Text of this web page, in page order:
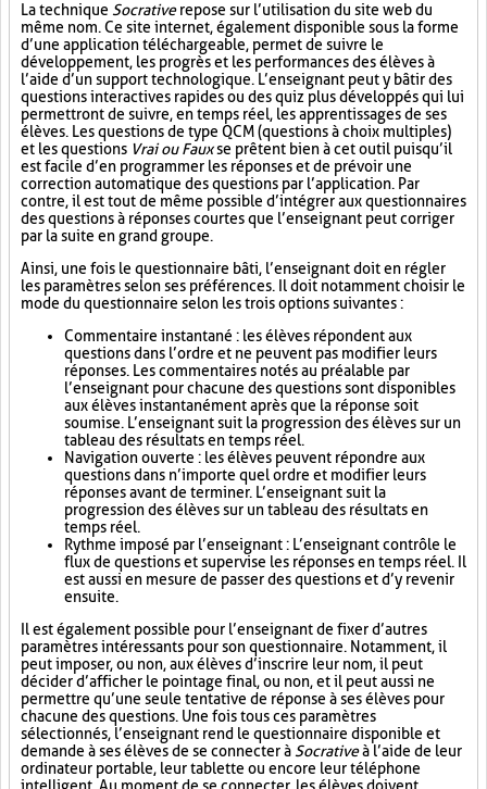
La technique Socrativerepose sur l’utilisation du site web du
même nom. Ce site internet, également disponible sous la forme
d’une application téléchargeable, permet de suivre le
développement, les progrès et les performances des élèves à
l’aide d’un support technologique. L’enseignant peut y bâtir des
questions interactives rapides ou des quiz plus développés qui lui
permettront de suivre, en temps réel, les apprentissages de ses
élèves. Les questions de type QCM (questions à choix multiples)
et les questions Vrai ou Fauxse prêtent bien à cet outil puisqu’il
est facile d’en programmer les réponses et de prévoir une
correction automatique des questions par l’application. Par
contre, il est tout de même possible d’intégrer aux questionnaires
des questions à réponses courtes que l’enseignant peut corriger
par la suite en grand groupe.
Ainsi, une fois le questionnaire bâti, l’enseignant doit en régler
les paramètres selon ses préférences. Il doit notamment choisir le
mode du questionnaire selon les trois options suivantes :
Commentaire instantané : les élèves répondent aux
questions dans l’ordre et ne peuvent pas modifier leurs
réponses. Les commentaires notés au préalable par
l’enseignant pour chacune des questions sont disponibles
aux élèves instantanément après que la réponse soit
soumise. L’enseignant suit la progression des élèves sur un
tableau des résultats en temps réel.
Navigation ouverte : les élèves peuvent répondre aux
questions dans n’importe quel ordre et modifier leurs
réponses avant de terminer. L’enseignant suit la
progression des élèves sur un tableau des résultats en
temps réel.
Rythme imposé par l’enseignant : L’enseignant contrôle le
flux de questions et supervise les réponses en temps réel. Il
est aussi en mesure de passer des questions et d’y revenir
ensuite.
Il est également possible pour l’enseignant de fixer d’autres
paramètres intéressants pour son questionnaire. Notamment, il
peut imposer, ou non, aux élèves d’inscrire leur nom, il peut
décider d’afficher le pointage final, ou non, et il peut aussi ne
permettre qu’une seule tentative de réponse à ses élèves pour
chacune des questions. Une fois tous ces paramètres
sélectionnés, l’enseignant rend le questionnaire disponible et
demande à ses élèves de se connecter à Socrativeà l’aide de leur
ordinateur portable, leur tablette ou encore leur téléphone